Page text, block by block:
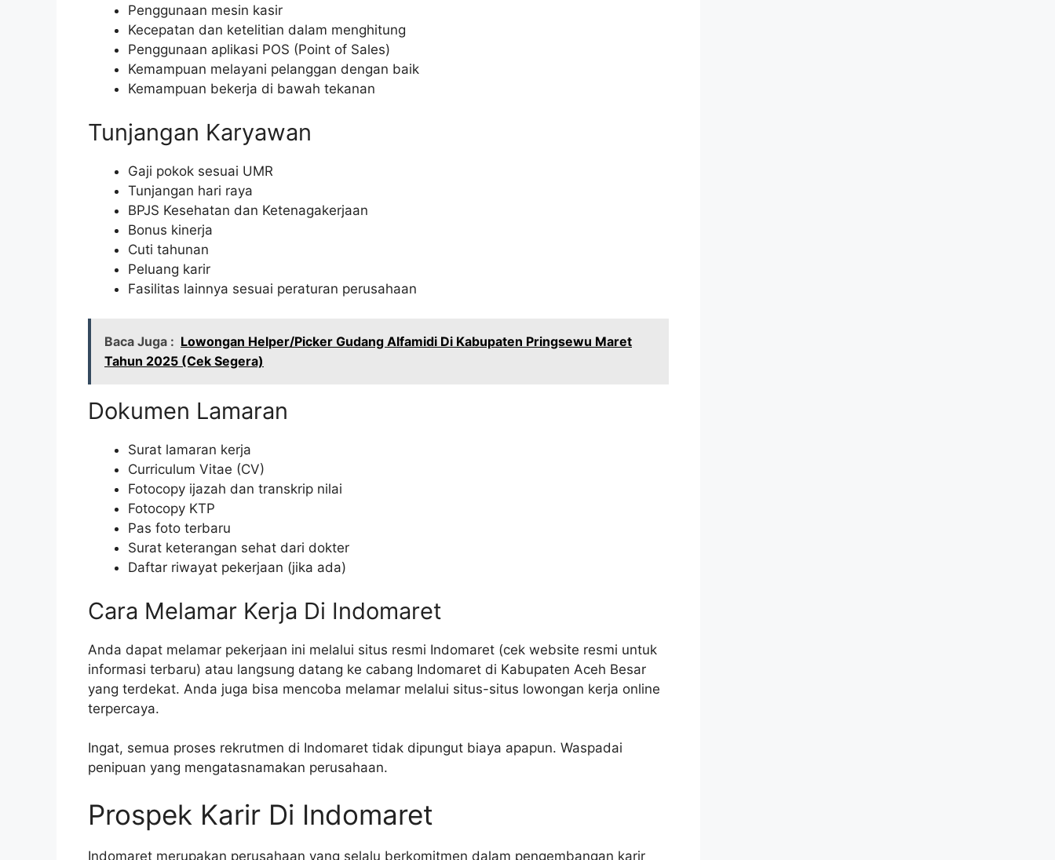
Penggunaan mesin kasir
Kecepatan dan ketelitian dalam menghitung
Penggunaan aplikasi POS (Point of Sales)
Kemampuan melayani pelanggan dengan baik
Kemampuan bekerja di bawah tekanan
Tunjangan Karyawan
Gaji pokok sesuai UMR
Tunjangan hari raya
BPJS Kesehatan dan Ketenagakerjaan
Bonus kinerja
Cuti tahunan
Peluang karir
Fasilitas lainnya sesuai peraturan perusahaan
Baca Juga : Lowongan Helper/Picker Gudang Alfamidi Di Kabupaten Pringsewu Maret
Tahun 2025 (Cek Segera)
Dokumen Lamaran
Surat lamaran kerja
Curriculum Vitae (CV)
Fotocopy ijazah dan transkrip nilai
Fotocopy KTP
Pas foto terbaru
Surat keterangan sehat dari dokter
Daftar riwayat pekerjaan (jika ada)
Cara Melamar Kerja Di Indomaret
Anda dapat melamar pekerjaan ini melalui situs resmi Indomaret (cek website resmi untuk
informasi terbaru) atau langsung datang ke cabang Indomaret di Kabupaten Aceh Besar
yang terdekat. Anda juga bisa mencoba melamar melalui situs-situs lowongan kerja online
terpercaya.
Ingat, semua proses rekrutmen di Indomaret tidak dipungut biaya apapun. Waspadai
penipuan yang mengatasnamakan perusahaan.
Prospek Karir Di Indomaret
Indomaret merupakan perusahaan yang selalu berkomitmen dalam pengembangan karir